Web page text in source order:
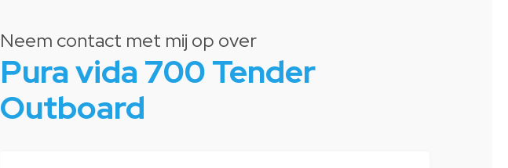
Neem contact met mij op over
Pura vida 700 Tender
Outboard